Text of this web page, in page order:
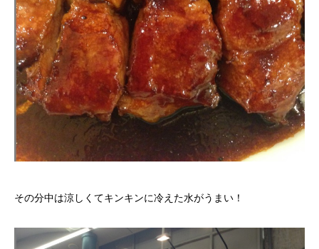
その分中は涼しくてキンキンに冷えた水がうまい！